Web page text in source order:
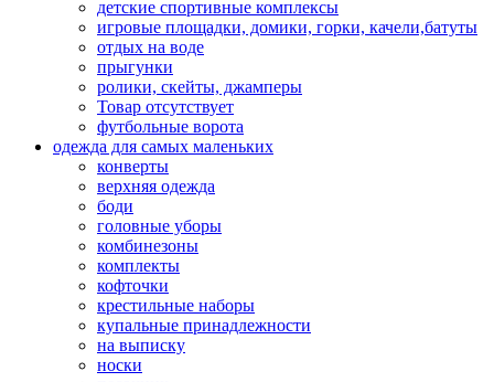
детские спортивные комплексы
игровые площадки, домики, горки, качели,батуты
отдых на воде
прыгунки
ролики, скейты, джамперы
Товар отсутствует
футбольные ворота
одежда для самых маленьких
конверты
верхняя одежда
боди
головные уборы
комбинезоны
комплекты
кофточки
крестильные наборы
купальные принадлежности
на выписку
носки